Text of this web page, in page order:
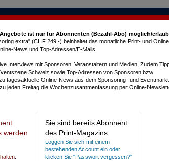
ist nur für Abonnenten (Bezahl-Abo) möglich/
extra" (CHF 249.-) beinhaltet das monatliche Print- und
News und Top-Adressen/E-Mails.
Interviews mit Sponsoren, Veranstaltern und Medien. Zudem
Schweiz sowie Top-Adressen von Sponsoren bzw.
tagesaktuelle Online-News aus dem Sponsoring- und
jeden Freitag die Wochenzusammenfassung per Online-
werden
Sie sind bereits Abonnent
des Print-Magazins
Loggen Sie sich mit einem
bestehenden Account ein oder
klicken Sie "Passwort vergessen?"